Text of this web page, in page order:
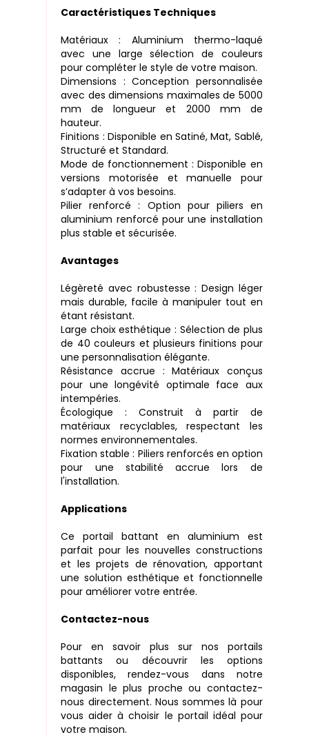
Caractéristiques Techniques
Matériaux : Aluminium thermo-laqué
avec une large sélection de couleurs
pour compléter le style de votre maison.
Dimensions : Conception personnalisée
avec des dimensions maximales de 5000
mm de longueur et 2000 mm de
hauteur.
Finitions : Disponible en Satiné, Mat, Sablé,
Structuré et Standard.
Mode de fonctionnement : Disponible en
versions motorisée et manuelle pour
s’adapter à vos besoins.
Pilier renforcé : Option pour piliers en
aluminium renforcé pour une installation
plus stable et sécurisée.
Avantages
Légèreté avec robustesse : Design léger
mais durable, facile à manipuler tout en
étant résistant.
Large choix esthétique : Sélection de plus
de 40 couleurs et plusieurs finitions pour
une personnalisation élégante.
Résistance accrue : Matériaux conçus
pour une longévité optimale face aux
intempéries.
Écologique : Construit à partir de
matériaux recyclables, respectant les
normes environnementales.
Fixation stable : Piliers renforcés en option
pour une stabilité accrue lors de
l'installation.
Applications
Ce portail battant en aluminium est
parfait pour les nouvelles constructions
et les projets de rénovation, apportant
une solution esthétique et fonctionnelle
pour améliorer votre entrée.
Contactez-nous
Pour en savoir plus sur nos portails
battants ou découvrir les options
disponibles, rendez-vous dans notre
magasin le plus proche ou contactez-
nous directement. Nous sommes là pour
vous aider à choisir le portail idéal pour
votre maison.